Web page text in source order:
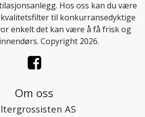
Hos oss kan du være
til konkurransedyktige
enkelt det kan være å få frisk og
Copyright 2026.
Om oss
AS